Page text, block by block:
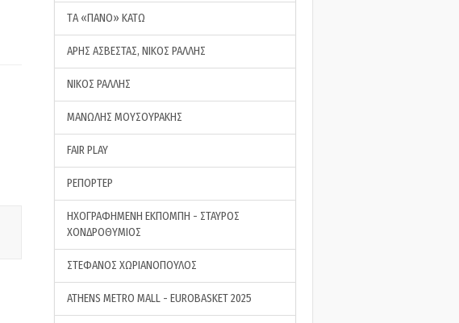
ΤA «ΠΑΝΟ» ΚΑΤΩ
ΑΡΗΣ ΑΣΒΕΣΤΑΣ, ΝΙΚΟΣ ΡΑΛΛΗΣ
ΝΙΚΟΣ ΡΑΛΛΗΣ
ΜΑΝΩΛΗΣ ΜΟΥΣΟΥΡΑΚΗΣ
FAIR PLAY
ΡΕΠΟΡΤΕΡ
ΗΧΟΓΡΑΦΗΜΕΝΗ ΕΚΠΟΜΠΗ - ΣΤΑΥΡΟΣ
ΧΟΝΔΡΟΘΥΜΙΟΣ
ΣΤΕΦΑΝΟΣ ΧΩΡΙΑΝΟΠΟΥΛΟΣ
ATHENS METRO MALL - EUROBASKET 2025